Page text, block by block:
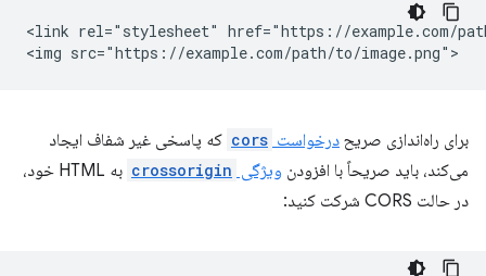
<link rel="stylesheet" href="https://example.com/
برای راه‌اندازی صریح درخواست cors که پاسخی غیر شفاف ایجاد
می‌کند، باید صریحاً با افزودن ویژگی crossorigin
به HTML خود،
در حالت CORS شرکت کنید: